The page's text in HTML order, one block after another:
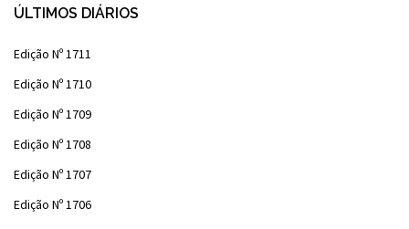
ÚLTIMOS DIÁRIOS
Edição Nº 1711
Edição Nº 1710
Edição Nº 1709
Edição Nº 1708
Edição Nº 1707
Edição Nº 1706